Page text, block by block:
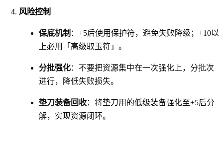
风险控制
保底机制 ：+5后使用保护符，避免失败降级；+10以
上必用「高级取玉符」。
分批强化：不要把资源集中在一次强化上，分批次
进行，降低失败损失。
垫刀装备回收：将垫刀用的低级装备强化至+5后分
解，实现资源闭环。